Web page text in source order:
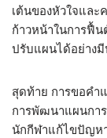
เต้นของหัวใจและ
ก้าวหน้าในการฟื้น
ปรับแผนได้อย่าง
สุดท้าย การขอคำ
การพัฒนาแผนกา
นักกีฬาแก้ไขปัญห